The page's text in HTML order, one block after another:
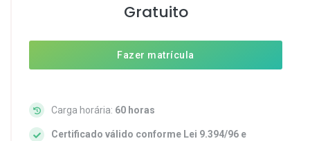
Gratuito
Fazer matrícula
Carga horária: 60 horas
Certificado válido conforme Lei 9.394/96 e